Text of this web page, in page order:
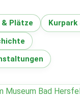
Plätze
Kurpark